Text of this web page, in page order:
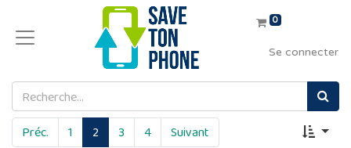
0
Se connecter
Préc. 1 2 3 4 Suivant